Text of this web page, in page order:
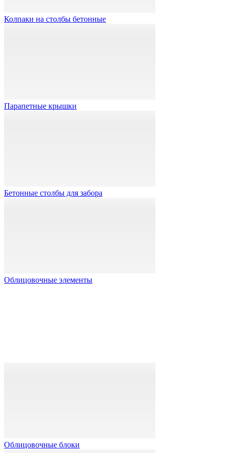
Колпаки на столбы бетонные
Парапетные крышки
Бетонные столбы для забора
Облицовочные элементы
Облицовочные блоки